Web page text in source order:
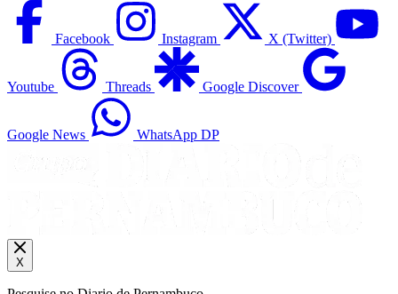
Facebook Instagram X (Twitter)
Youtube Threads Google Discover
Google News WhatsApp DP
X